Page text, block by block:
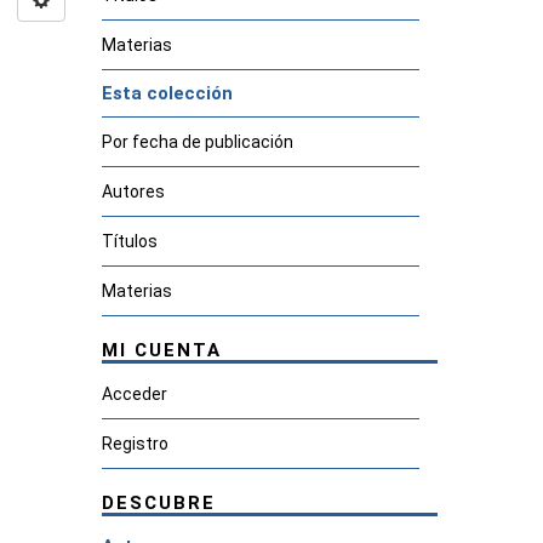
Materias
Esta colección
Por fecha de publicación
Autores
Títulos
Materias
MI CUENTA
Acceder
Registro
DESCUBRE